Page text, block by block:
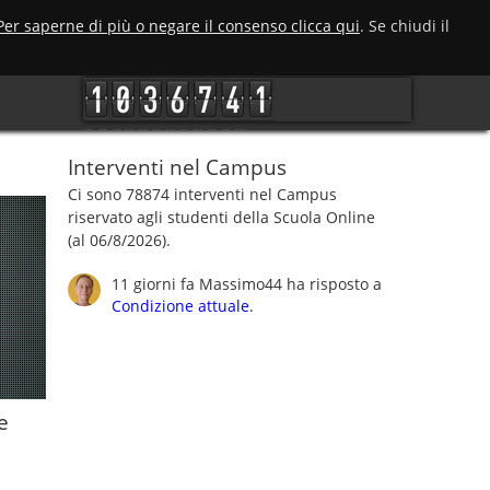
saperne di più o negare il consenso clicca qui. Se chiudi il
Interventi nel Campus
Ci sono 78874 interventi nel Campus
riservato agli studenti della Scuola Online
(al 06/8/2026).
11 giorni fa Massimo44ha risposto a
Condizione attuale.